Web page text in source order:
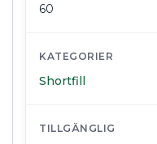
60
KATEGORIER
Shortfill
TILLGÄNGLIG